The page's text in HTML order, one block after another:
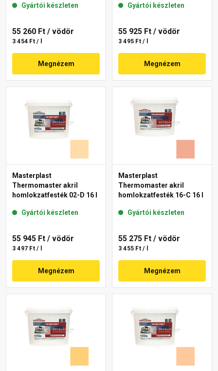
Gyártói készleten
55 260 Ft / vödör
3 454 Ft / l
Megnézem
Gyártói készleten
55 925 Ft / vödör
3 495 Ft / l
Megnézem
Masterplast
Thermomaster akril
homlokzatfesték 02-D 16 l
Gyártói készleten
55 945 Ft / vödör
3 497 Ft / l
Megnézem
Masterplast
Thermomaster akril
homlokzatfesték 16-C 16 l
Gyártói készleten
55 275 Ft / vödör
3 455 Ft / l
Megnézem